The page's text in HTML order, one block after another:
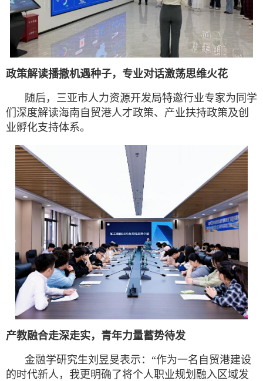
政策解读播撒机遇种子，专业对话激荡思维火花
随后，三亚市人力资源开发局特邀行业专家为同学
们深度解读海南自贸港人才政策、产业扶持政策及创
业孵化支持体系。
产教融合走深走实，青年力量蓄势待发
金融学研究生刘昱旻表示：“作为一名自贸港建设
的时代新人，我更明确了将个人职业规划融入区域发